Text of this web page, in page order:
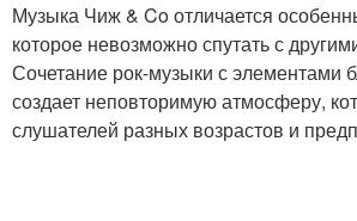
Музыка Чиж & Co отличается
которое невозможно спутать с
Сочетание рок-музыки с элементами
создает неповторимую атмосферу,
слушателей разных возрастов и